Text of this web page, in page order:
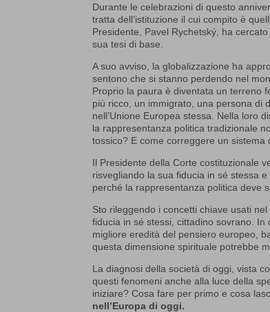
Durante le celebrazioni di questo
tratta dell’istituzione il cui compito è
Presidente, Pavel Rychetský, ha
sua tesi di base.
A suo avviso, la globalizzazione ha
sentono che si stanno perdendo nel
Proprio la paura è diventata un terreno
più ricco, un immigrato, una persona di
nell’Unione Europea stessa. Nella loro
la rappresentanza politica tradizionale
tossico? E come correggere un sistema
Il Presidente della Corte costituzionale
risvegliando la sua fiducia in sé stessa
perché la rappresentanza politica deve
Sto rileggendo i concetti chiave usati
fiducia in sé stessi, cittadino sovrano.
migliore eredità del pensiero europeo,
questa dimensione spirituale potrebbe
La diagnosi della società di oggi, vista
questi fenomeni anche alla luce della
iniziare? Cosa fare per primo e cosa
nell’Europa di oggi.